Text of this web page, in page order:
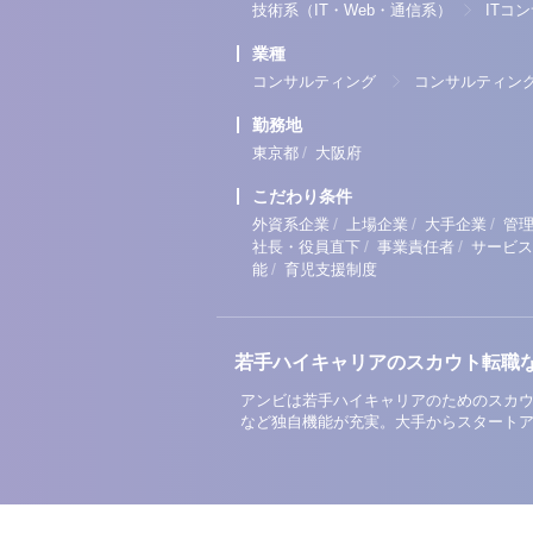
技術系（IT・Web・通信系） ITコ
業種
コンサルティング コンサルティン
勤務地
東京都 / 大阪府
こだわり条件
外資系企業 / 上場企業 / 大手企業 / 管
社長・役員直下 / 事業責任者 / サービ
能 / 育児支援制度
若手ハイキャリアのスカウト転職
アンビは若手ハイキャリアのためのスカ
など独自機能が充実。大手からスタート